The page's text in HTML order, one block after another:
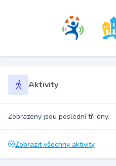
Aktivity
Zobrazeny jsou poslední tři dny.
Zobrazit všechny aktivity